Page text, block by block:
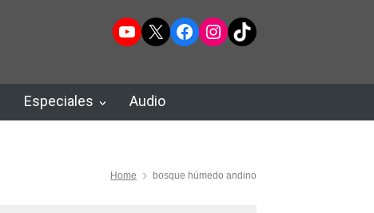
YouTube
X Facebook
Instagram
TikTok
Especiales Audio
Home bosque húmedo andino